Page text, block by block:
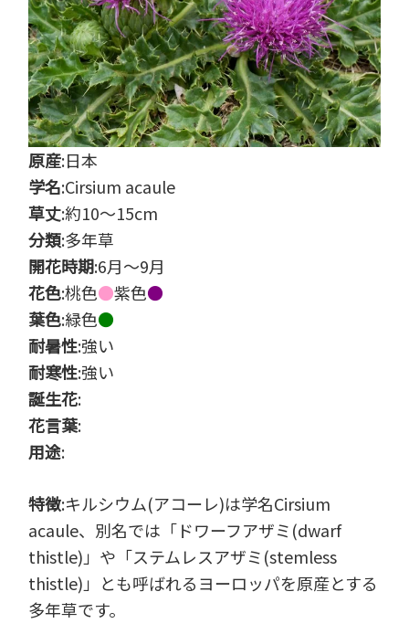
原産:日本
学名:Cirsium acaule
草丈:約10～15cm
分類:多年草
開花時期:6月～9月
花色:桃色●紫色●
葉色:緑色●
耐暑性:強い
耐寒性:強い
誕生花:
花言葉:
用途:
特徴:キルシウム(アコーレ)は学名Cirsium
acaule、別名では「ドワーフアザミ(dwarf
thistle)」や「ステムレスアザミ(stemless
thistle)」とも呼ばれるヨーロッパを原産とする
多年草です。